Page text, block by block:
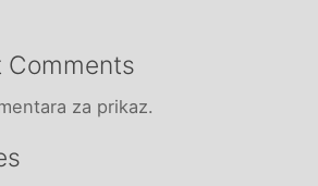
Comments
za prikaz.